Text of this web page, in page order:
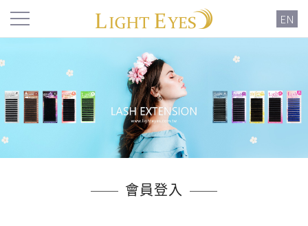
EN
會員登入